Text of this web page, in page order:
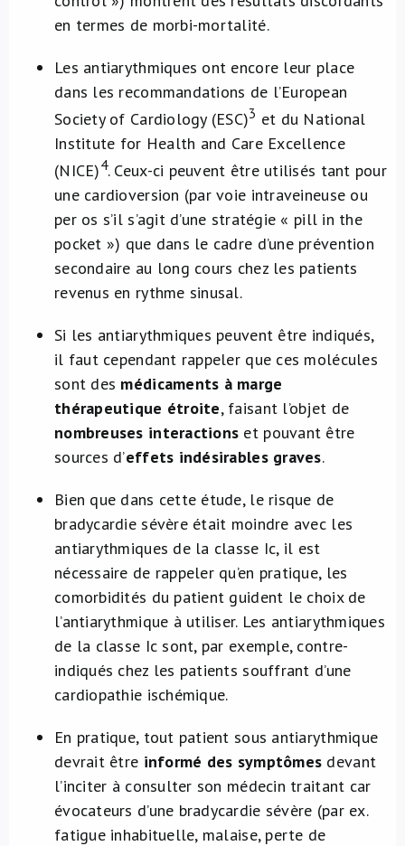
en termes de morbi-mortalité.
Les antiarythmiques ont encore leur place
dans les recommandations de l’European
Society of Cardiology (ESC)3 et du National
Institute for Health and Care Excellence
(NICE)4. Ceux-ci peuvent être utilisés tant pour
une cardioversion (par voie intraveineuse ou
per os s’il s’agit d’une stratégie « pill in the
pocket ») que dans le cadre d’une prévention
secondaire au long cours chez les patients
revenus en rythme sinusal.
Si les antiarythmiques peuvent être indiqués,
il faut cependant rappeler que ces molécules
sont des médicaments à marge
thérapeutique étroite, faisant l’objet de
nombreuses interactions et pouvant être
sources d’effets indésirables graves.
Bien que dans cette étude, le risque de
bradycardie sévère était moindre avec les
antiarythmiques de la classe Ic, il est
nécessaire de rappeler qu’en pratique, les
comorbidités du patient guident le choix de
l’antiarythmique à utiliser. Les antiarythmiques
de la classe Ic sont, par exemple, contre-
indiqués chez les patients souffrant d’une
cardiopathie ischémique.
En pratique, tout patient sous antiarythmique
devrait être informé des symptômes devant
l’inciter à consulter son médecin traitant car
évocateurs d’une bradycardie sévère (par ex.
fatigue inhabituelle, malaise, perte de